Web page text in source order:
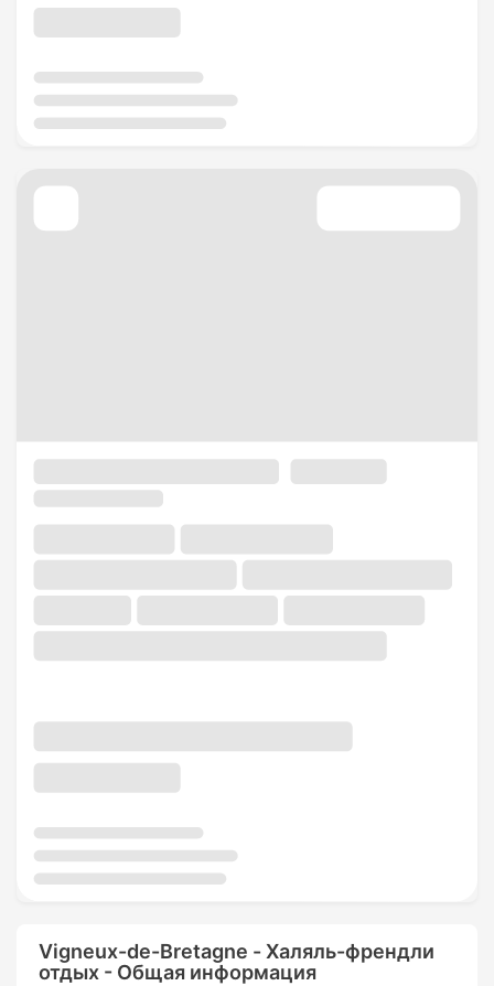
Vigneux-de-Bretagne - Халяль-френдли
отдых - Общая информация